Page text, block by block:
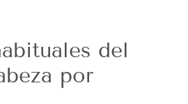
del
por